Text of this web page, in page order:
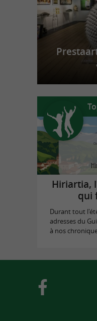
Hiriartia,
qui
Durant tout
adresses du
à nos